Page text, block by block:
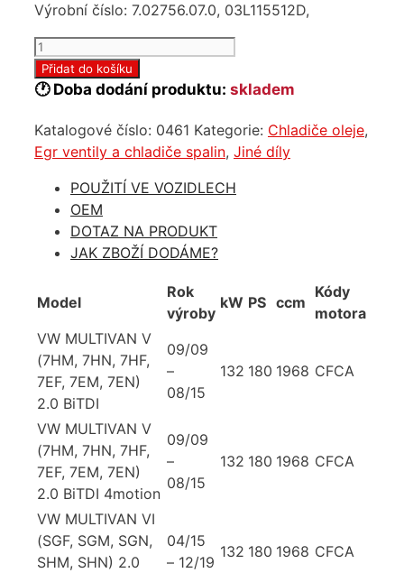
Výrobní číslo: 7.02756.07.0, 03L115512D,
Chladič
oleje
Volkswagen
2.0
tdi
03L115512D
množství
Přidat do košíku
🕐 Doba dodání produktu: skladem
Katalogové číslo: 0461 Kategorie: Chladiče oleje,
Egr ventily a chladiče spalin, Jiné díly
POUŽITÍ VE VOZIDLECH
OEM
DOTAZ NA PRODUKT
JAK ZBOŽÍ DODÁME?
Model
Rok
výroby
kW PS ccm
Kódy
motora
VW MULTIVAN V
(7HM, 7HN, 7HF,
7EF, 7EM, 7EN)
2.0 BiTDI
09/09
–
08/15
132 180 1968 CFCA
VW MULTIVAN V
(7HM, 7HN, 7HF,
7EF, 7EM, 7EN)
2.0 BiTDI 4motion
09/09
–
08/15
132 180 1968 CFCA
VW MULTIVAN VI
(SGF, SGM, SGN,
SHM, SHN) 2.0
04/15
– 12/19
132 180 1968 CFCA